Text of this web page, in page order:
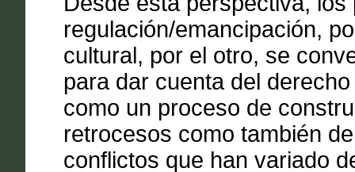
regulación/emancipación,
cultural, por el otro, se
para dar cuenta del
como un proceso de
retrocesos como también
conflictos que han variado